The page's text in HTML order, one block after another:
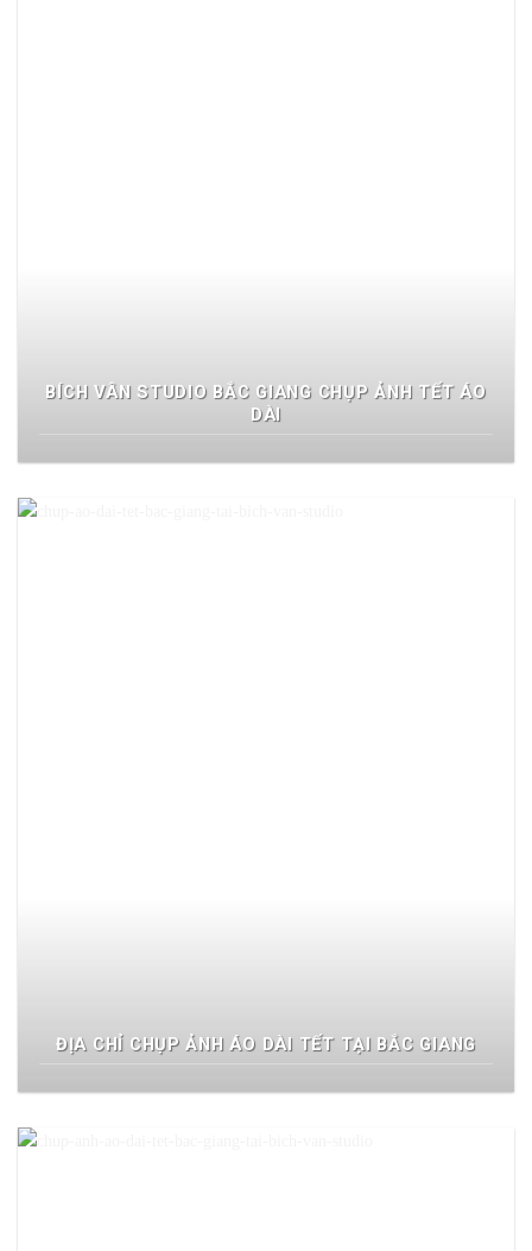
BÍCH VÂN STUDIO BẮC GIANG CHỤP ẢNH TẾT ÁO
DÀI
ĐỊA CHỈ CHỤP ẢNH ÁO DÀI TẾT TẠI BẮC GIANG